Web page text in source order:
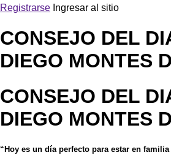
Registrarse Ingresar al sitio
CONSEJO DEL
DIEGO MONTES
CONSEJO DEL
DIEGO MONTES
“Hoy es un día perfecto para estar en familia